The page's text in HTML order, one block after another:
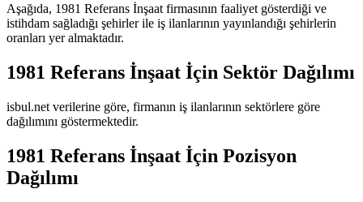
Aşağıda, 1981 Referans İnşaat firmasının faaliyet gösterdiği ve
istihdam sağladığı şehirler ile iş ilanlarının yayınlandığı şehirlerin
oranları yer almaktadır.
1981 Referans İnşaat İçin Sektör Dağılımı
isbul.net verilerine göre, firmanın iş ilanlarının sektörlere göre
dağılımını göstermektedir.
1981 Referans İnşaat İçin Pozisyon
Dağılımı